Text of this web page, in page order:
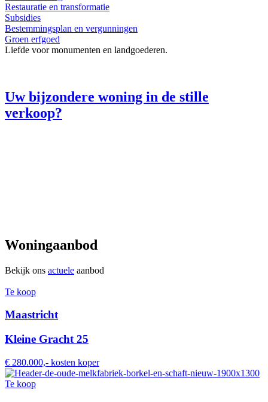
Restauratie en transformatie
Subsidies
Bestemmingsplan en vergunningen
Groen erfgoed
Liefde voor monumenten en landgoederen.
Uw bijzondere woning in de stille
verkoop?
Woningaanbod
Bekijk ons actuele aanbod
Te koop
Maastricht
Kleine Gracht 25
€ 280.000,- kosten koper
Te koop